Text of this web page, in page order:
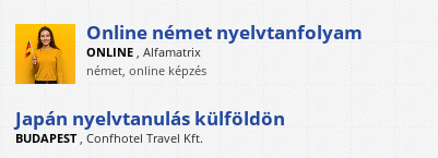
Online német nyelvtanfolyam
ONLINE , Alfamatrix
német, online képzés
Japán nyelvtanulás külföldön
BUDAPEST, Confhotel Travel Kft.